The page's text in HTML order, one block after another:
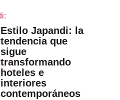
Estilo Japandi: la
tendencia que
sigue
transformando
hoteles e
interiores
contemporáneos